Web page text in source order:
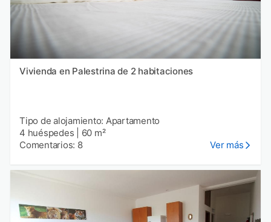
Vivienda en Palestrina de 2 habitaciones
Tipo de alojamiento: Apartamento
4 huéspedes
60 m²
Comentarios: 8
Ver más